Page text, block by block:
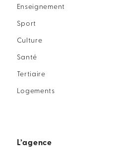
Enseignement
Sport
Culture
Santé
Tertiaire
Logements
L’agence